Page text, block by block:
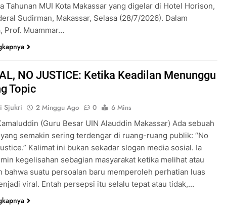
Tahunan MUI Kota Makassar yang digelar di Hotel Horison,
Sudirman, Makassar, Selasa (28/7/2026). Dalam
Prof. Muammar…
NO JUSTICE: Ketika Keadilan Menunggu
Topic
Sjukri 2 Minggu Ago 0
6 Mins
(Guru Besar UIN Alauddin Makassar) Ada sebuah
semakin sering terdengar di ruang-ruang publik: “No
Kalimat ini bukan sekadar slogan media sosial. Ia
kegelisahan sebagian masyarakat ketika melihat atau
bahwa suatu persoalan baru memperoleh perhatian luas
viral. Entah persepsi itu selalu tepat atau tidak,…